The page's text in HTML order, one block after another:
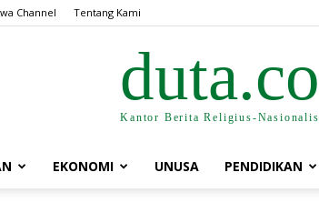
Channel Tentang Kami
duta.co
Kantor Berita Religius-Nasionalis
EKONOMI UNUSA PENDIDIKAN